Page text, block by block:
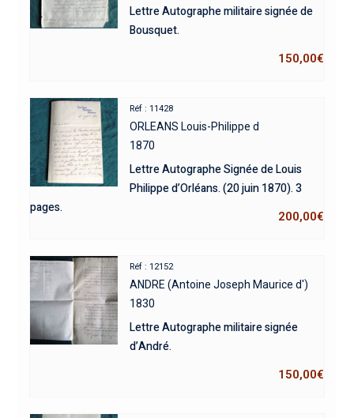
Lettre Autographe militaire signée de
Bousquet.
150,00€
Réf : 11428
ORLEANS Louis-Philippe d
1870
Lettre Autographe Signée de Louis
Philippe d’Orléans. (20 juin 1870). 3
pages.
200,00€
Réf : 12152
ANDRE (Antoine Joseph Maurice d')
1830
Lettre Autographe militaire signée
d’André.
150,00€